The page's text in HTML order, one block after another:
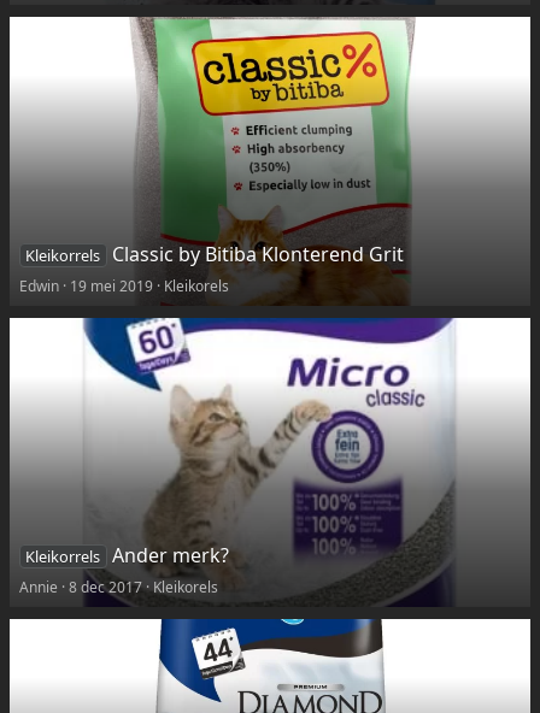
Kleikorrels Classic by Bitiba Klonterend Grit
Edwin 19 mei 2019 Kleikorels
Kleikorrels Ander merk?
Annie 8 dec 2017 Kleikorels